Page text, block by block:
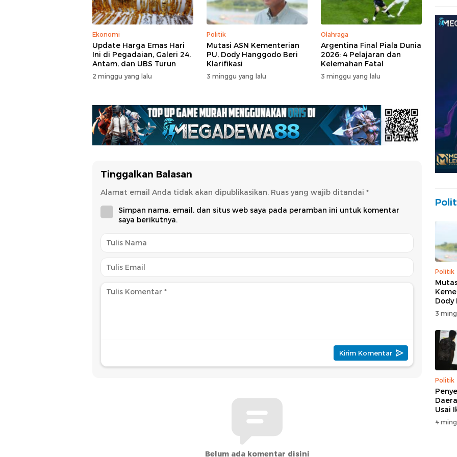
Ekonomi
Update Harga Emas Hari
Ini di Pegadaian, Galeri 24,
Antam, dan UBS Turun
2 minggu yang lalu
Politik
Mutasi ASN Kementerian
PU, Dody Hanggodo Beri
Klarifikasi
3 minggu yang lalu
Olahraga
Argentina Final Piala Dunia
2026: 4 Pelajaran dan
Kelemahan Fatal
3 minggu yang lalu
Tinggalkan Balasan
Alamat email Anda tidak akan dipublikasikan. Ruas yang wajib ditandai *
Simpan nama, email, dan situs web saya pada peramban ini untuk komentar
saya berikutnya.
Belum ada komentar disini
Politik
Dody
Beri
3
Politik
Usai
4